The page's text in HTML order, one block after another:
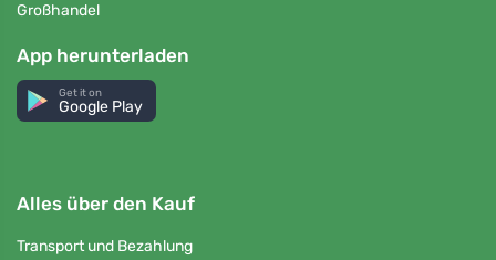
Großhandel
App herunterladen
Get it on
Google Play
Alles über den Kauf
Transport und Bezahlung